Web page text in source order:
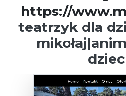
https://
teatrzyk dla